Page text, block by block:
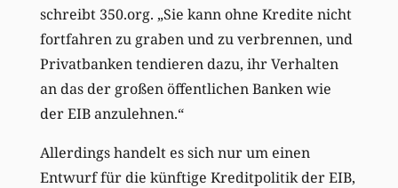
schreibt 350.org. „Sie kann ohne Kredite nicht
fortfahren zu graben und zu verbrennen, und
Privatbanken tendieren dazu, ihr Verhalten
an das der großen öffentlichen Banken wie
der EIB anzulehnen.“
Allerdings handelt es sich nur um einen
Entwurf für die künftige Kreditpolitik der EIB,